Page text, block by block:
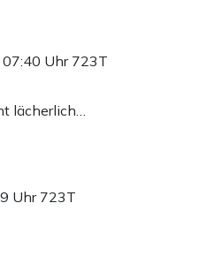
Uhr 723T
lächerlich…
Uhr 723T